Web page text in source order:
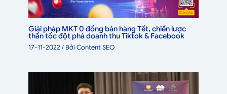
Giải pháp MKT 0 đồng bán hàng Tết, chiến lược
thần tốc đột phá doanh thu Tiktok & Facebook
17-11-2022/ BởiContent SEO